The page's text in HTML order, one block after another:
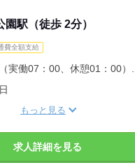
駅（徒歩 2分）
費全額支給
実働07：00、休憩01：00）...
もっと見る
求人詳細を見る